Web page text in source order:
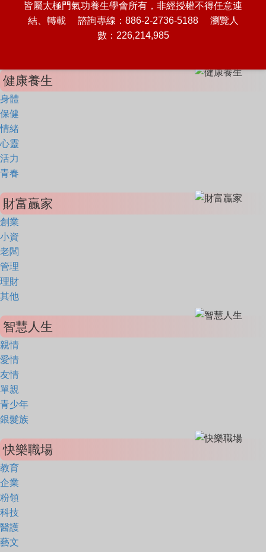
皆屬太極門氣功養生學會所有，非經授權不得任意連
結、轉載 諮詢專線：886-2-2736-5188 瀏覽人
數：226,214,985
健康養生
身體
保健
情緒
心靈
活力
青春
財富贏家
創業
小資
老闆
管理
理財
其他
智慧人生
親情
愛情
友情
單親
青少年
銀髮族
快樂職場
教育
企業
粉領
科技
醫護
藝文